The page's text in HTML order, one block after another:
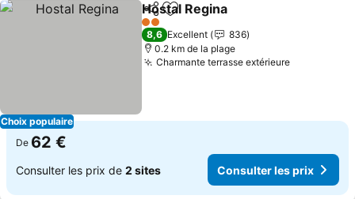
Choix populaire
PartagerAjouter à mes favoris
Hostal Regina
2 Étoiles
8,6 Excellent
836
0.2 km de la plage
Charmante terrasse extérieure
De 62 €
Consulter les prix de 2 sites Consulter les prix